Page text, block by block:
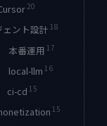
20
ェント設計 18
本番運用 17
local-llm 16
ci-cd 15
15